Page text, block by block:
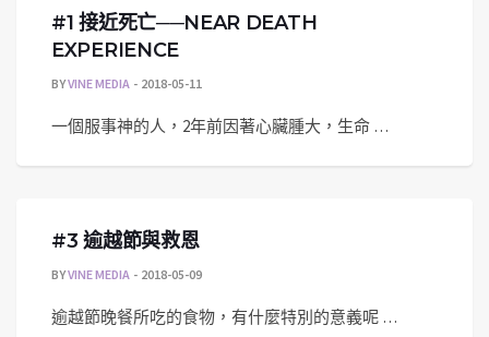
#1 接近死亡──NEAR DEATH
EXPERIENCE
BYVINE MEDIA 2018-05-11
一個服事神的人，2年前因著心臟腫大，生命 …
#3 逾越節與救恩
BYVINE MEDIA 2018-05-09
逾越節晚餐所吃的食物，有什麼特別的意義呢 …